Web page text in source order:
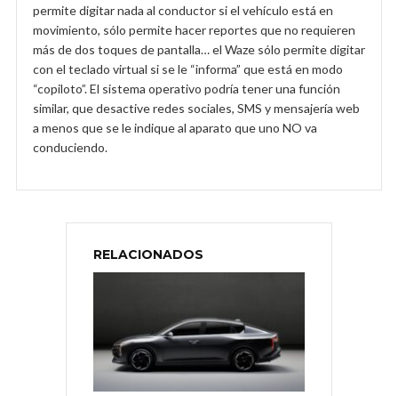
permite digitar nada al conductor si el vehículo está en
movimiento, sólo permite hacer reportes que no requieren
más de dos toques de pantalla… el Waze sólo permite digitar
con el teclado virtual si se le “informa” que está en modo
“copiloto”. El sistema operativo podría tener una función
similar, que desactive redes sociales, SMS y mensajería web
a menos que se le indique al aparato que uno NO va
conduciendo.
RELACIONADOS